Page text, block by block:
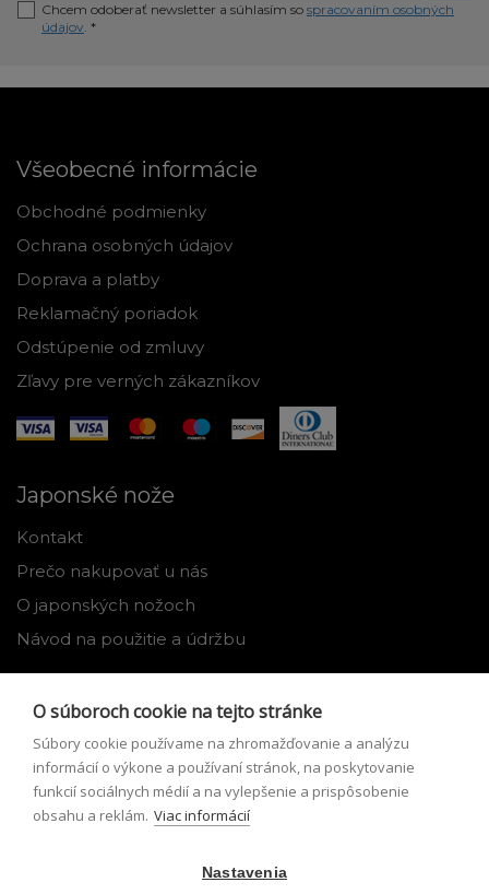
Chcem odoberať newsletter a súhlasím so spracovaním osobných
údajov. *
Všeobecné informácie
Obchodné podmienky
Ochrana osobných údajov
Doprava a platby
Reklamačný poriadok
Odstúpenie od zmluvy
Zľavy pre verných zákazníkov
Japonské nože
Kontakt
Prečo nakupovať u nás
O japonských nožoch
Návod na použitie a údržbu
Môj profil
Zabudnuté heslo
O súboroch cookie na tejto stránke
Súbory cookie používame na zhromažďovanie a analýzu
informácií o výkone a používaní stránok, na poskytovanie
funkcií sociálnych médií a na vylepšenie a prispôsobenie
obsahu a reklám. Viac informácií
Nastavenia